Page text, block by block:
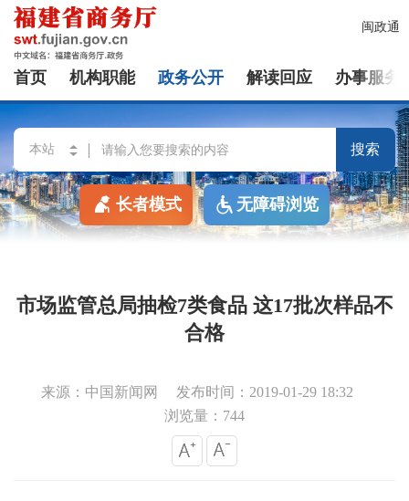
闽政通
首页 机构职能 政务公开 解读回应 办事服务
搜索
长者模式 无障碍浏览
市场监管总局抽检7类食品 这17批次样品不
合格
来源：中国新闻网
发布时间：2019-01-29 18:32
浏览量：744